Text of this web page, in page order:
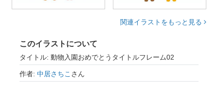
関連イラストをもっと見る
このイラストについて
タイトル: 動物入園おめでとうタイトルフレーム02
作者: 中居さちこ さん